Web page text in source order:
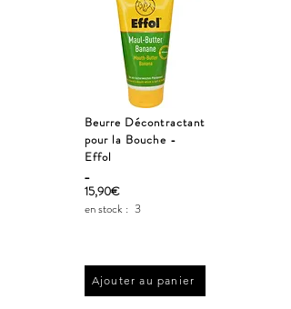
Beurre Décontractant
pour la Bouche -
Effol
_
15,90€
en stock : 3
Ajouter au panier